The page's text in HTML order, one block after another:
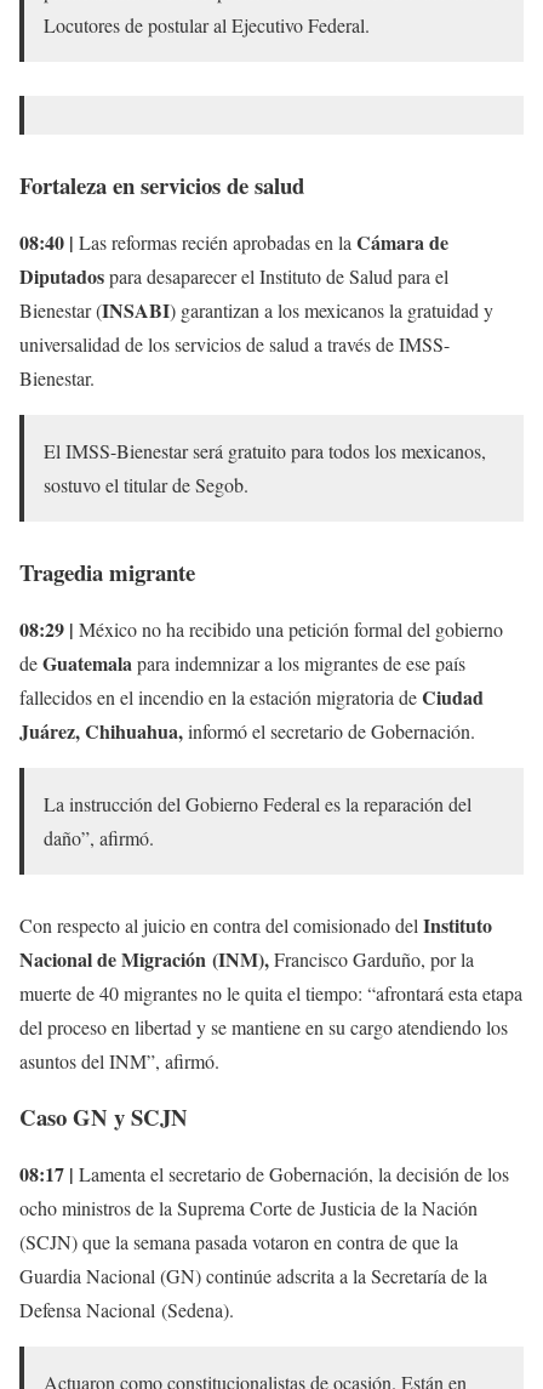
Locutores de postular al Ejecutivo Federal.
Fortaleza en servicios de salud
08:40 | Las reformas recién aprobadas en la Cámara de
Diputadospara desaparecer el Instituto de Salud para el
Bienestar (INSABI) garantizan a los mexicanos la gratuidad y
universalidad de los servicios de salud a través de IMSS-
Bienestar.
El IMSS-Bienestar será gratuito para todos los mexicanos,
sostuvo el titular de Segob.
Tragedia migrante
08:29 | México no ha recibido una petición formal del gobierno
deGuatemalapara indemnizar a los migrantes de ese país
fallecidos en el incendio en la estación migratoria deCiudad
Juárez, Chihuahua,informó el secretario de Gobernación.
La instrucción del Gobierno Federal es la reparación del
daño”, afirmó.
Con respecto al juicio en contra del comisionado del Instituto
Nacional de Migración (INM),Francisco Garduño, por la
muerte de 40 migrantes no le quita el tiempo: “afrontará esta etapa
del proceso en libertad y se mantiene en su cargo atendiendo los
asuntos del INM”, afirmó.
Caso GN y SCJN
08:17 | Lamenta el secretario de Gobernación, la decisión de los
ocho ministros de la Suprema Corte de Justicia de la Nación
(SCJN) que la semana pasada votaron en contra de que la
Guardia Nacional (GN) continúe adscrita a la Secretaría de la
Defensa Nacional (Sedena).
Actuaron como constitucionalistas de ocasión. Están en